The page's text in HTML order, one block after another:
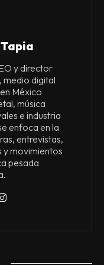
y director
medio digital
México
música
e industria
enfoca en la
entrevistas,
y movimientos
pesada